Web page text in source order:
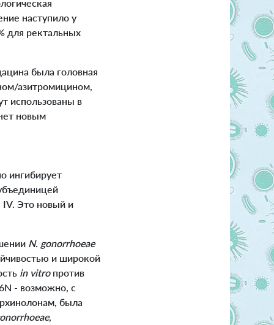
наступило у
для ректальных
была головная
азитромицином,
использованы в
новым
ингибирует
IV. Это новый и
N. gonorrhoeae
и широкой
in vitro против
- возможно, с
была
,